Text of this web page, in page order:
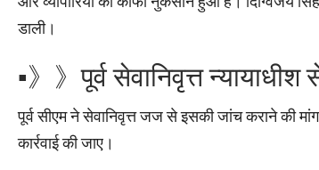
डाली।
▪︎》》पूर्व सेवानिवृत्त
पूर्व सीएम ने सेवानिवृत्त जज से इसकी जांच कराने की
कार्रवाई की जाए।